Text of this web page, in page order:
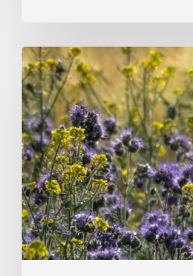
Komentár
k
textom
na
16.
nedeľu
v
období
cez
rok
„A“